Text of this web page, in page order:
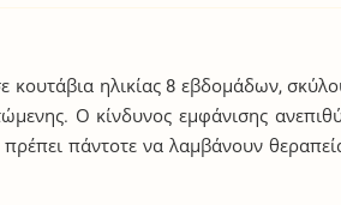
κουτάβια ηλικίας 8 εβδομάδων,
Ο κίνδυνος εμφάνισης
πάντοτε να λαμβάνουν